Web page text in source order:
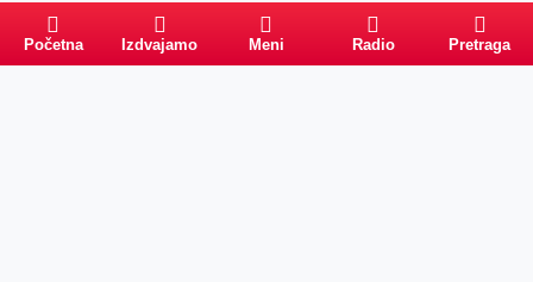
Početna Izdvajamo Meni Radio Pretraga